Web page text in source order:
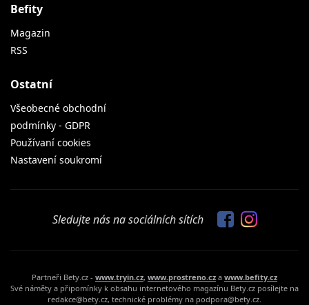
Befity
Magazin
RSS
Ostatní
Všeobecné obchodní
podmínky - GDPR
Používaní cookies
Nastavení soukromí
Sledujte nás na sociálních sítích
Partneři Bety.cz - www.tryin.cz, www.prostreno.cz a www.befity.cz
Své náměty a připomínky k obsahu internetového magazínu Bety.cz posílejte na
redakce@bety.cz, technické problémy na podpora@bety.cz.